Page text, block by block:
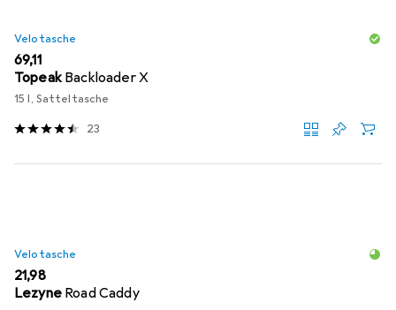
Velotasche
EUR
69,11
Topeak Backloader X
15 l, Satteltasche
23
Velotasche
EUR
21,98
Lezyne Road Caddy